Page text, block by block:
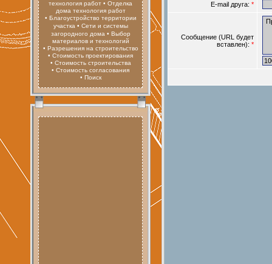
технология работ • Отделка
дома технология работ
• Благоустройство территории
участка • Сети и системы
загородного дома • Выбор
материалов и технологий
• Разрешения на строительство
• Стоимость проектирования
• Стоимость строительства
• Стоимость согласования
• Поиск
E-mail друга: *
Сообщение (URL будет
вставлен): *